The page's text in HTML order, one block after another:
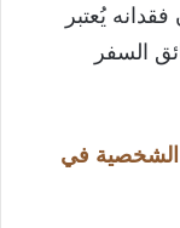
يُعتبر
السفر
الشخصية في